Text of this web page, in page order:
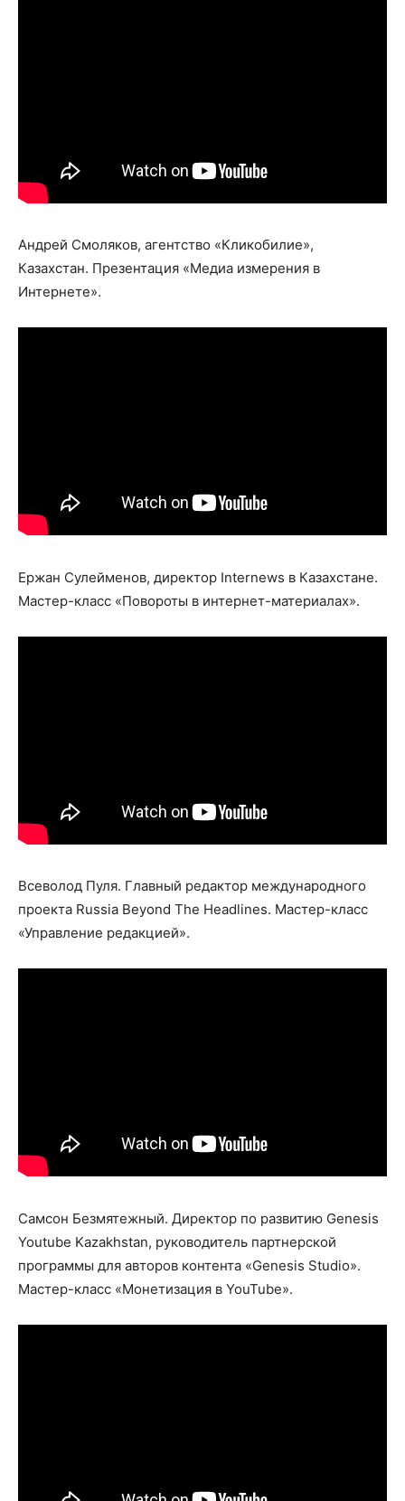
Андрей Смоляков, агентство «Кликобилие»,
Казахстан. Презентация «Медиа измерения в
Интернете».
Ержан Сулейменов, директор Internews в Казахстане.
Мастер-класс «Повороты в интернет-материалах».
Всеволод Пуля. Главный редактор международного
проекта Russia Beyond The Headlines. Мастер-класс
«Управление редакцией».
Самсон Безмятежный. Директор по развитию Genesis
Youtube Kazakhstan, руководитель партнерской
программы для авторов контента «Genesis Studio».
Мастер-класс «Монетизация в YouTube».